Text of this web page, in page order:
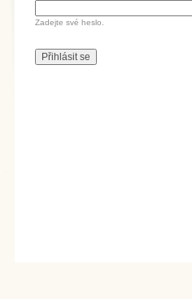
Zadejte své heslo.